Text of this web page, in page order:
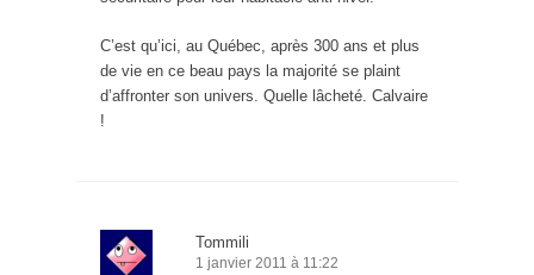
C’est qu’ici, au Québec, après 300 ans et plus
de vie en ce beau pays la majorité se plaint
d’affronter son univers. Quelle lâcheté. Calvaire
!
Tommili
1 janvier 2011 à 11:22